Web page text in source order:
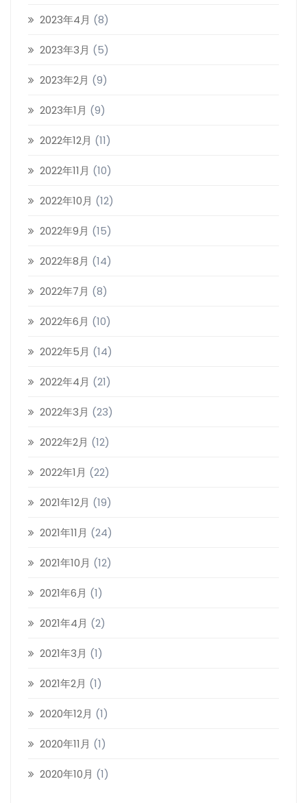
2023年4月 (8)
2023年3月 (5)
2023年2月 (9)
2023年1月 (9)
2022年12月 (11)
2022年11月 (10)
2022年10月 (12)
2022年9月 (15)
2022年8月 (14)
2022年7月 (8)
2022年6月 (10)
2022年5月 (14)
2022年4月 (21)
2022年3月 (23)
2022年2月 (12)
2022年1月 (22)
2021年12月 (19)
2021年11月 (24)
2021年10月 (12)
2021年6月 (1)
2021年4月 (2)
2021年3月 (1)
2021年2月 (1)
2020年12月 (1)
2020年11月 (1)
2020年10月 (1)